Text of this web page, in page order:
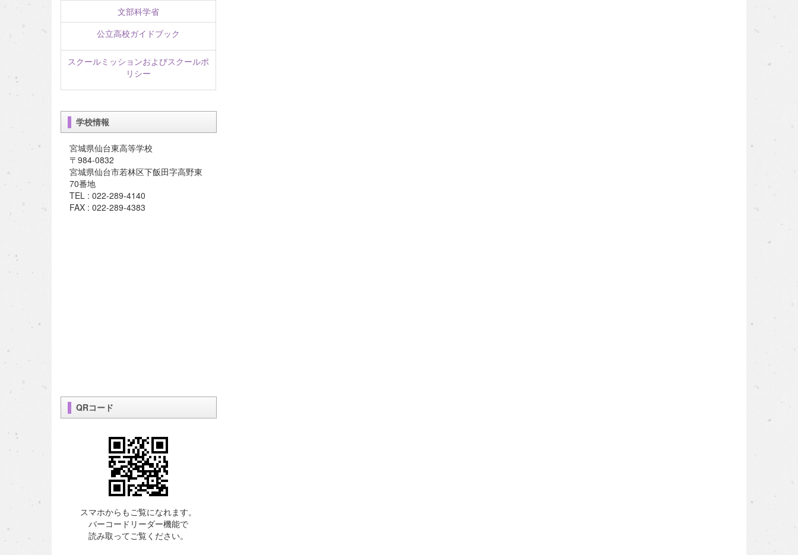
文部科学省
公立高校ガイドブック
スクールミッションおよびスクールポ
リシー
学校情報
宮城県仙台東高等学校
〒984-0832
宮城県仙台市若林区下飯田字高野東
70番地
TEL : 022-289-4140
FAX : 022-289-4383
QRコード
スマホからもご覧になれます。
バーコードリーダー機能で
読み取ってご覧ください。